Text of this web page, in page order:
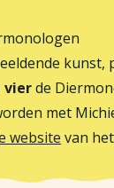
kunst,
vierde
met
website van